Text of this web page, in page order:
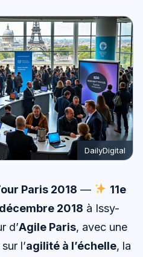
DailyDigital
Paris 2018 —
11e
2018 à Issy-
d’Agile Paris, avec une
l’agilité à l’échelle, la